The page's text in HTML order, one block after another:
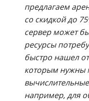
предлагаем
со скидкой до
сервер может
ресурсы
быстро нашел
которым нужны
например, для